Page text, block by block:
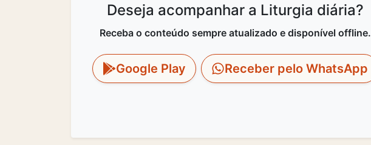
Deseja acompanhar a Liturgia diária?
Receba o conteúdo sempre atualizado e disponível offline.
Google Play Receber pelo WhatsApp